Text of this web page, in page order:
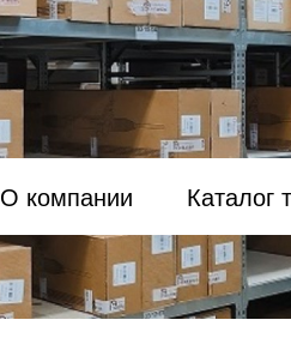
О компании Каталог